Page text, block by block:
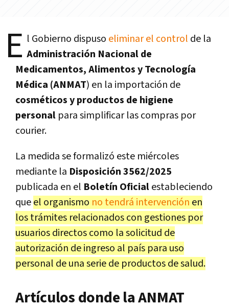
E l Gobierno dispuso eliminar el control de la
Administración Nacional de
Medicamentos, Alimentos y Tecnología
Médica (ANMAT) en la importación de
cosméticos y productos de higiene
personal para simplificar las compras por
courier.
La medida se formalizó este miércoles
mediante la Disposición 3562/2025
publicada en el Boletín Oficialestableciendo
queel organismo no tendrá intervención en
los trámites relacionados con gestiones por
usuarios directos como la solicitud de
autorización de ingreso al país para uso
personal de una serie de productos de salud.
Artículos donde la ANMAT